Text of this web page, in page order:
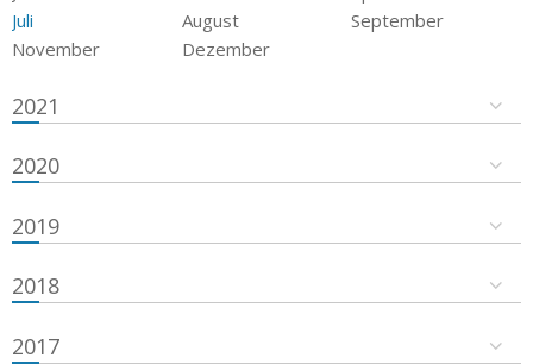
Juli
August
September
November
Dezember
2021
2020
2019
2018
2017